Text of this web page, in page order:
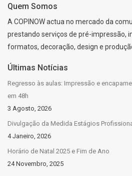
Quem Somos
A COPINOW actua no mercado da
prestando serviços de pré-impressão,
formatos, decoração, design e
Últimas Notícias
Regresso às aulas: Impressão e
em 48h
3 Agosto, 2026
Divulgação da Medida Estágios
4 Janeiro, 2026
Horário de Natal 2025 e Fim de Ano
24 Novembro, 2025